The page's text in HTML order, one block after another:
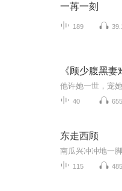
一苒一刻
189
《顾少腹黑
40
东走西顾
115